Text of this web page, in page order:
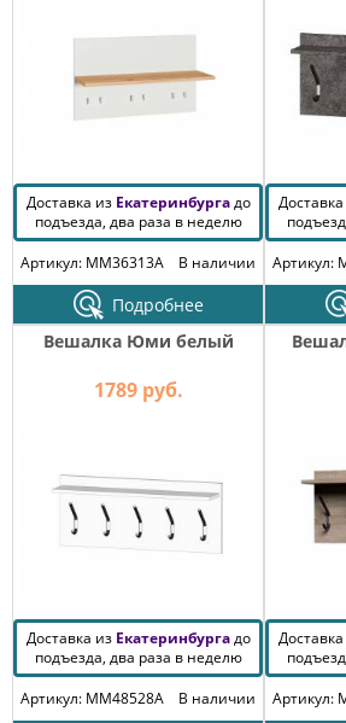
Доставка из Екатеринбургадо
подъезда, два раза в неделю
Артикул: MM36313A
В наличии
Подробнее
Артикул:
Вешалка Юми белый
1789 руб.
Доставка из Екатеринбургадо
подъезда, два раза в неделю
Артикул: MM48528A
В наличии
Артикул: